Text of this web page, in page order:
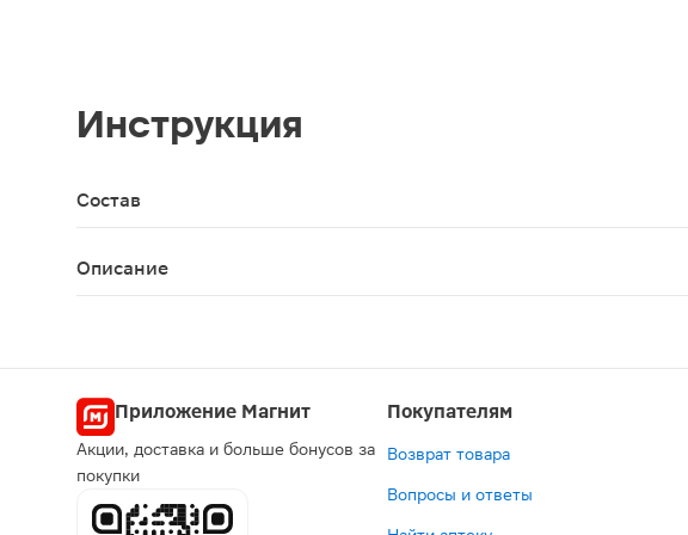
Инструкция
Состав
Действующие вещества: метронидазол, хлоргексидина
Описание
Приложение Магнит
Акции, доставка и больше бонусов за
покупки
Покупателям
Возврат товара
Вопросы и ответы